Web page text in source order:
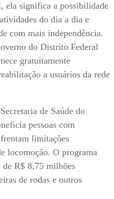
ela significa a possibilidade
do dia a dia e
com mais independência.
do Distrito Federal
gratuitamente
a usuários da rede
de Saúde do
pessoas com
limitações
locomoção. O programa
R$ 8,75 milhões
de rodas e outros